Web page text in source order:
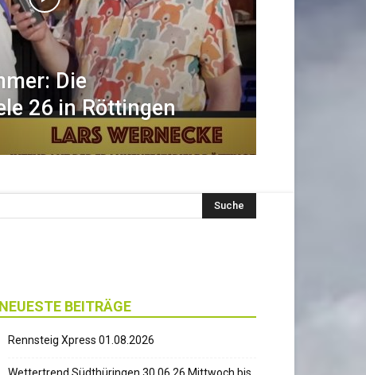
Die
26 in Röttingen
NEUESTE BEITRÄGE
Rennsteig Xpress 01.08.2026